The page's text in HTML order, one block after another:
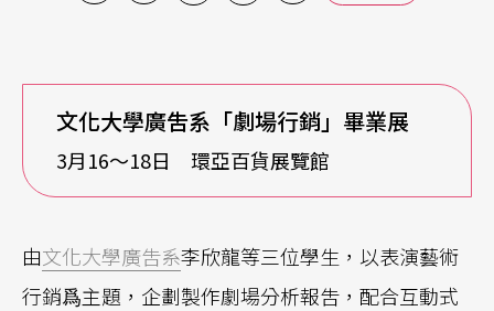
文化大學廣吿系「劇場行銷」畢業展
3月16〜18日 環亞百貨展覽館
由文化大學廣吿系李欣龍等三位學生，以表演藝術
行銷爲主題，企劃製作劇場分析報吿，配合互動式